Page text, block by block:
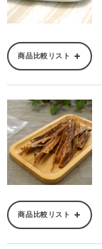
商品比較リスト
商品比較リスト